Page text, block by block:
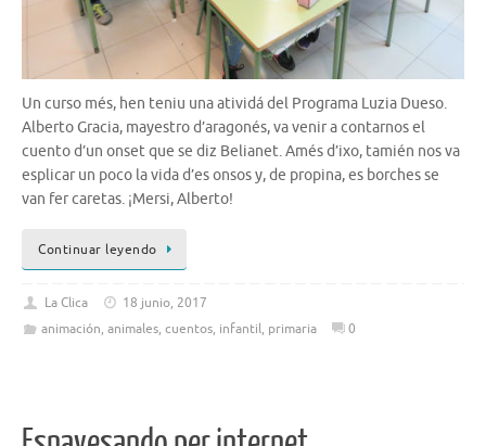
Un curso més, hen teniu una atividá del Programa Luzia Dueso.
Alberto Gracia, mayestro d’aragonés, va venir a contarnos el
cuento d’un onset que se diz Belianet. Amés d’ixo, tamién nos va
esplicar un poco la vida d’es onsos y, de propina, es borches se
van fer caretas. ¡Mersi, Alberto!
Continuar leyendo
La Clica
18 junio, 2017
animación, animales, cuentos, infantil, primaria 0